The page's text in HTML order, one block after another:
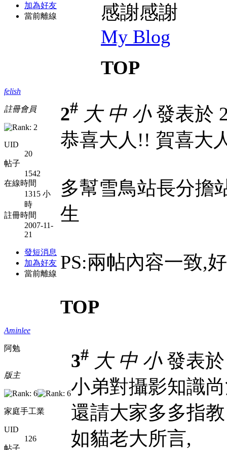
加為好友
當前離線
感謝感謝
My Blog
TOP
felish
註冊會員
UID
20
帖子
1542
在線時間
1315 小
時
註冊時間
2007-11-
21
發短消息
加為好友
當前離線
2# 大 中 小發表於
恭喜大人!! 賀喜大
多幫雪鳥站長分擔
生
PS:兩帖內容一致,
TOP
Aminlee
阿勉
版主
家庭手工業
UID
126
帖子
3# 大 中 小發表於
小弟對攝影知識
還請大家多多指
如貓老大所言,